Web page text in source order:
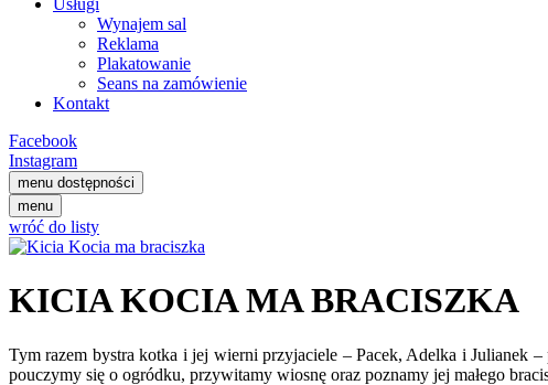
Usługi
Wynajem sal
Reklama
Plakatowanie
Seans na zamówienie
Kontakt
Facebook
Instagram
menu dostępności
menu
wróć do listy
KICIA KOCIA MA BRACISZKA
Tym razem bystra kotka i jej wierni przyjaciele – Pacek, Adelka i Julianek
pouczymy się o ogródku, przywitamy wiosnę oraz poznamy jej małego